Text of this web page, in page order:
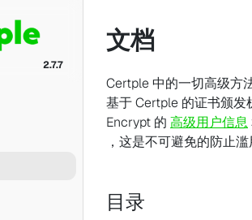
2.7.7
文档
Certple 中的一切高级方
基于 Certple 的证书颁发
Encrypt 的 高级用户信息
，这是不可避免的防止
目录